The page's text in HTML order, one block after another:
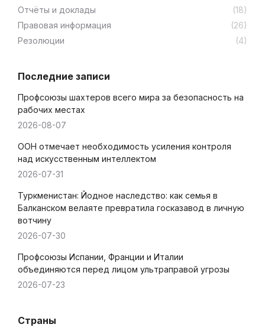
Отчёты и доклады
(18)
Правовая информация
(26)
Резолюции
(4)
Последние записи
Профсоюзы шахтеров всего мира за безопасность на
рабочих местах
2026-08-07
ООН отмечает необходимость усиления контроля
над искусственным интеллектом
2026-07-31
Туркменистан: Йодное наследство: как семья в
Балканском велаяте превратила госказавод в личную
вотчину
2026-07-30
Профсоюзы Испании, Франции и Италии
объединяются перед лицом ультраправой угрозы
2026-07-23
Страны